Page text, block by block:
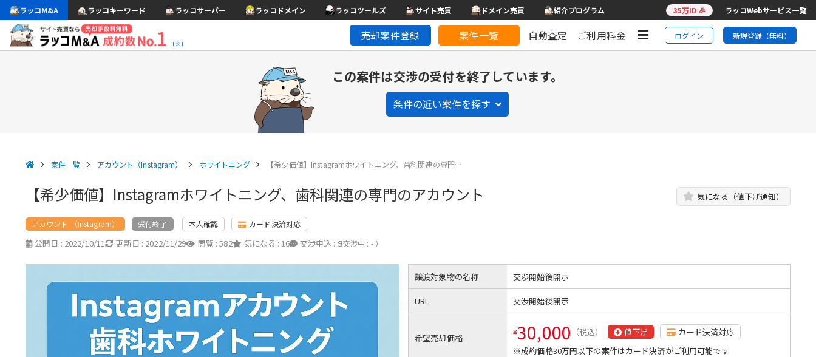
ラッコM&A ラッコキーワード ラッコサーバー ラッコドメイン ラッコツールズ サイト売買 ドメイン売買 紹介プログラム 35万ID 🎉 ラッコWebサービス一覧
(※)
売却案件登録 案件一覧 自動査定 ご利用料金 ログイン 新規登録（無料）
この案件は交渉の受付を終了しています。
条件の近い案件を探す
案件一覧 アカウント（Instagram） ホワイトニング 【希少価値】Instagramホワイトニング、歯科関連の専門…
【希少価値】Instagramホワイトニング、歯科関連の専門のアカウント 気になる（値下げ通知）
アカウント （Instagram） 受付終了 本人確認 カード決済対応
公開日 : 2022/10/11 更新日 : 2022/11/29 閲覧 :582 気になる : 16 交渉申込 : 9
（交渉中 : - ）
譲渡対象物の名称 交渉開始後開示
URL 交渉開始後開示
希望売却価格 ¥30,000 （税込） 値下げ
カード決済対応
※成約価格30万円以下の案件はカード決済がご利用可能です